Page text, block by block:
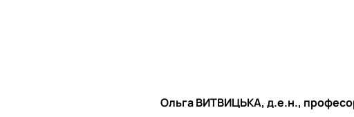
Ольга ВИТВИЦЬКА, д.е.н.,